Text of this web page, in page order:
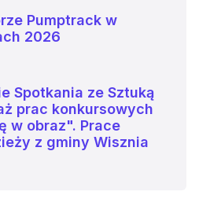
Pumptrack w
2026
Spotkania ze Sztuką
prac konkursowych
w obraz". Prace
z gminy Wisznia